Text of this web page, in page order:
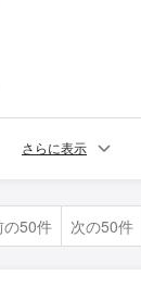
さらに表示
の50件 次の50件